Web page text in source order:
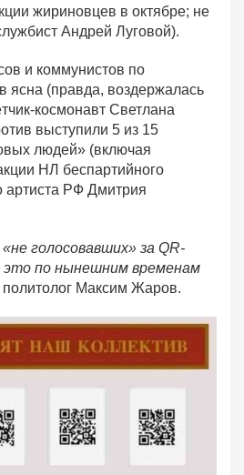
жириновцев в октябре; не
Андрей Луговой).
и коммунистов по
ясна (правда, воздержалась
космонавт Светлана
выступили 5 из 15
людей» (включая
НЛ беспартийного
артиста РФ Дмитрия
голосовавших» за QR-
это по нынешним временам
Максим Жаров.